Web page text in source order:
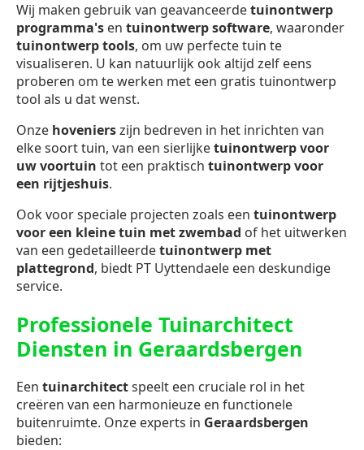
Wij maken gebruik van geavanceerdetuinontwerp
programma's en tuinontwerp software, waaronder
tuinontwerptools, om uw perfecte tuin te
visualiseren. U kan natuurlijk ook altijd zelf eens
proberen om te werken met een gratis tuinontwerp
tool als u dat wenst.
Onze hovenierszijn bedreven in het inrichten van
elke soort tuin, van een sierlijketuinontwerp voor
uw voortuin tot een praktisch tuinontwerp voor
een rijtjeshuis.
Ook voor speciale projecten zoals een tuinontwerp
voor een kleine tuin met zwembad of het uitwerken
van een gedetailleerdetuinontwerp met
plattegrond, biedt PT Uyttendaele een deskundige
service.
Professionele Tuinarchitect
Diensten in Geraardsbergen
Een tuinarchitectspeelt een cruciale rol in het
creëren van een harmonieuze en functionele
buitenruimte. Onze experts in Geraardsbergen
bieden: